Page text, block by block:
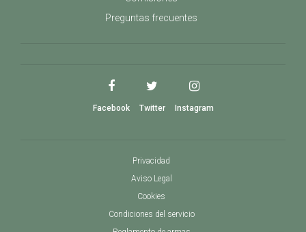
Preguntas frecuentes
Facebook Twitter Instagram
Privacidad
Aviso Legal
Cookies
Condiciones del servicio